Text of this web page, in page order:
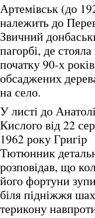
Артемівськ (до
належить до
Звичний
пагорбі, де
початку 90-х
обсаджених
на село.
У листі до
Кислого від 22
1962 року Григір
Тютюнник
розповідав, що
його фортуни
біля підніжжя
терикону